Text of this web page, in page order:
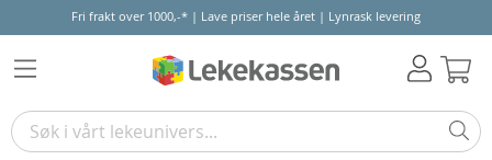
Fri frakt over 1000,-* | Lave priser hele året | Lynrask levering